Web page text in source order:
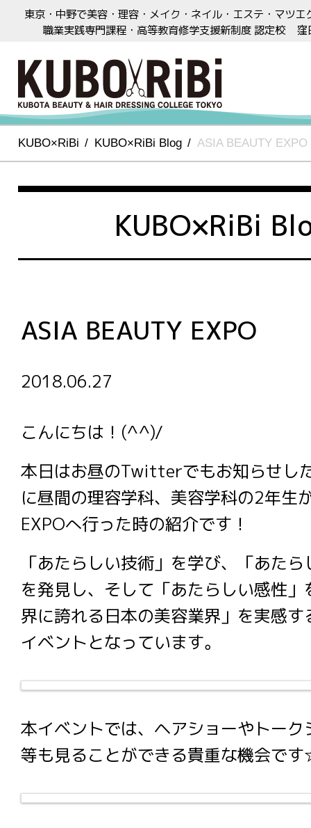
東京・中野で美容・理容・メイク・ネイル・エステ・マツエ
職業実践専門課程・高等教育修学支援新制度 認定校
窪
KUBO×RiBi KUBO×RiBi Blog ASIA BEAUTY EXPO
KUBO×RiBi
ASIA BEAUTY EXPO
2018.06.27
こんにちは！(^^)/
本日はお昼のTwitterでもお知らせし
に昼間の理容学科、美容学科の2年生
EXPOへ行った時の紹介です！
「あたらしい技術」を学び、「あた
を発見し、そして「あたらしい感性
界に誇れる日本の美容業界」を実感
イベントとなっています。
本イベントでは、ヘアショーやトーク
等も見ることができる貴重な機会で